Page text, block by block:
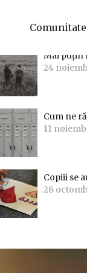
Comunitate
Mai puțin
24
Cum ne
11
Copiii se
28